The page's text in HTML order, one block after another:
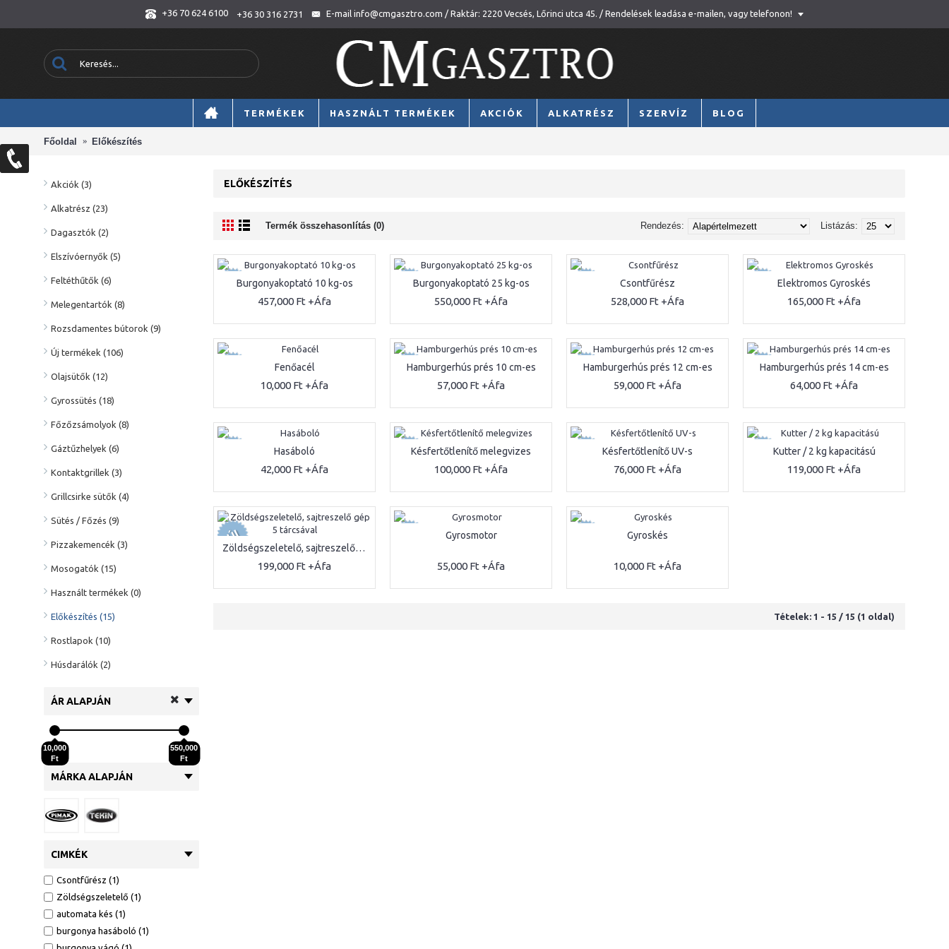
+36 70 624 6100 +36 30 316 2731 E-mail info@cmgasztro.com / Raktár: 2220 Vecsés, Lőrinci utca 45. / Rendelések leadása e-mailen, vagy telefonon!
TERMÉKEK HASZNÁLT TERMÉKEK AKCIÓK ALKATRÉSZ SZERVÍZ BLOG
Főoldal Előkészítés
Akciók (3)
Alkatrész (23)
Dagasztók (2)
Elszívóernyők (5)
Feltéthűtők (6)
Melegentartók (8)
Rozsdamentes bútorok (9)
Új termékek (106)
Olajsütők (12)
Gyrossütés (18)
Főzőzsámolyok (8)
Gáztűzhelyek (6)
Kontaktgrillek (3)
Grillcsirke sütők (4)
Sütés / Főzés (9)
Pizzakemencék (3)
Mosogatók (15)
Használt termékek (0)
Előkészítés (15)
Rostlapok (10)
Húsdarálók (2)
ÁR ALAPJÁN
10,000
Ft
550,000
Ft
MÁRKA ALAPJÁN
CIMKÉK
Csontfűrész (1)
Zöldségszeletelő (1)
automata kés (1)
burgonya hasáboló (1)
ELŐKÉSZÍTÉS
Termék összehasonlítás (0) Listázás:
Rendezés:
ÚJBurgonyakoptató 10 kg-os
457,000 Ft
ÚJBurgonyakoptató 25 kg-os
550,000 Ft
Csontfűrész
528,000 Ft
Elektromos Gyroskés
165,000 Ft
Fenőacél
10,000 Ft
ÚJ
Hamburgerhús prés 10 cm-es
57,000 Ft
ÚJ
Hamburgerhús prés 12 cm-es
59,000 Ft
ÚJ
Hamburgerhús prés 14 cm-es
64,000 Ft
Hasáboló
42,000 Ft
ÚJ
Késfertőtlenítő melegvizes
100,000 Ft
Késfertőtlenítő UV-s
76,000 Ft
Kutter / 2 kg kapacitású
119,000 Ft
ÚJ
Zöldségszeletelő, sajtreszelő gép 5 tárcsával
199,000 Ft
Gyrosmotor
55,000 Ft
Gyroskés
10,000 Ft
Tételek: 1 - 15 / 15 (1 oldal)